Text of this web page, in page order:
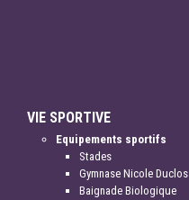
VIE SPORTIVE
Equipements sportifs
Stades
Gymnase Nicole Duclos
Baignade Biologique